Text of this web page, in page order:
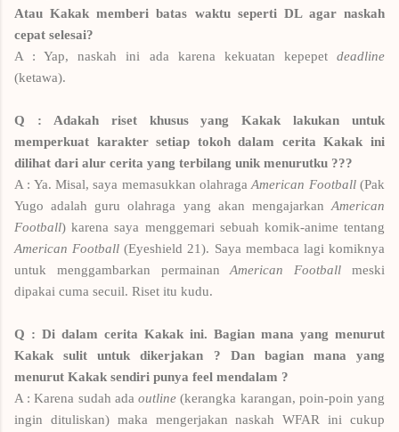
Atau Kakak memberi batas waktu seperti DL agar naskah
cepat selesai?
A : Yap, naskah ini ada karena kekuatan kepepet deadline
(ketawa).
Q : Adakah riset khusus yang Kakak lakukan untuk
memperkuat karakter setiap tokoh dalam cerita Kakak ini
dilihat dari alur cerita yang terbilang unik menurutku ???
A : Ya. Misal, saya memasukkan olahragaAmerican Football(Pak
Yugo adalah guru olahraga yang akan mengajarkan American
Football) karena saya menggemari sebuah komik-anime tentang
American Football (Eyeshield 21). Saya membaca lagi komiknya
untuk menggambarkan permainanAmerican Football meski
dipakai cuma secuil. Riset itu kudu.
Q : Di dalam cerita Kakak ini. Bagian mana yang menurut
Kakak sulit untuk dikerjakan ? Dan bagian mana yang
menurut Kakak sendiri punya feel mendalam ?
A : Karena sudah adaoutline (kerangka karangan, poin-poin yang
ingin dituliskan) maka mengerjakan naskah WFAR ini cukup